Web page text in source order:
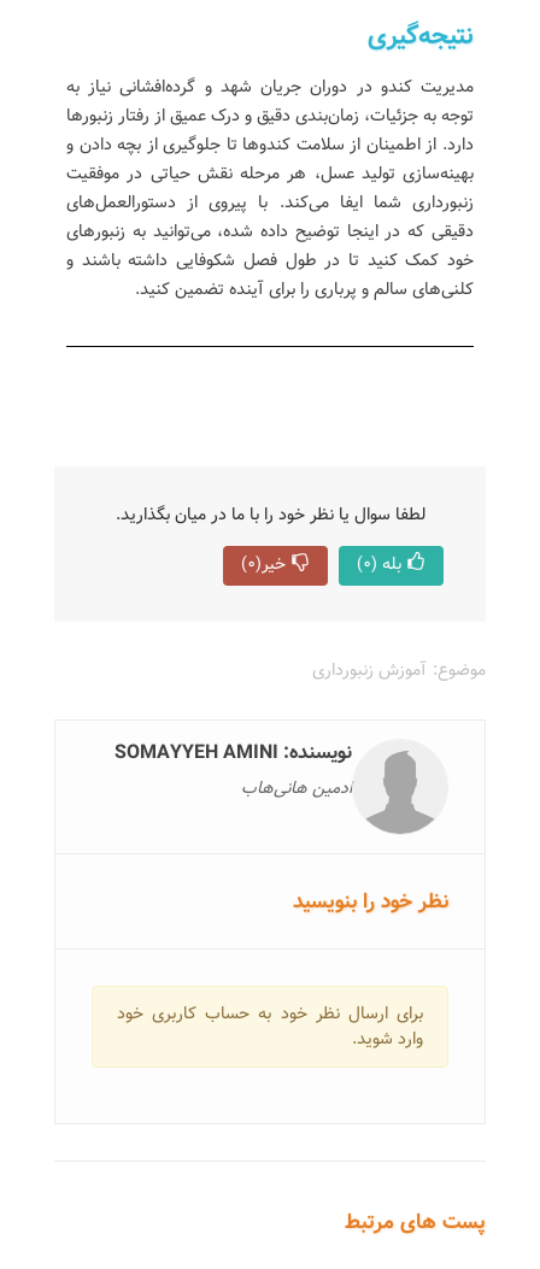
نتیجه‌گیری
مدیریت کندو در دوران جریان شهد و گرده‌افشانی نیاز به
توجه به جزئیات، زمان‌بندی دقیق و درک عمیق از رفتار زنبورها
دارد. از اطمینان از سلامت کندوها تا جلوگیری از بچه دادن و
بهینه‌سازی تولید عسل، هر مرحله نقش حیاتی در موفقیت
زنبورداری شما ایفا می‌کند. با پیروی از دستورالعمل‌های
دقیقی که در اینجا توضیح داده شده، می‌توانید به زنبورهای
خود کمک کنید تا در طول فصل شکوفایی داشته باشند و
کلنی‌های سالم و پرباری را برای آینده تضمین کنید.
لطفا سوال یا نظر خود را با ما در میان بگذارید.
بله (0) خیر(0)
موضوع: آموزش زنبورداری
نویسنده: SOMAYYEH AMINI
ادمین هانی‌هاب
نظر خود را بنویسید
برای ارسال نظر خود به حساب کاربری خود
وارد شوید.
پست های مرتبط